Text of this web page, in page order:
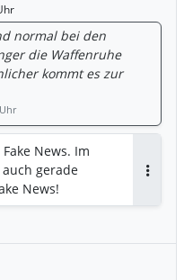
normal bei den
die Waffenruhe
kommt es zur
News. Im
gerade
News!